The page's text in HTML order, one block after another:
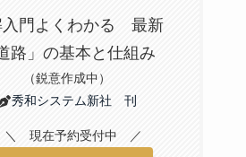
入門よくわかる 最新
路」の基本と仕組み
（鋭意作成中）
秀和システム新社 刊
＼ 現在予約受付中 ／